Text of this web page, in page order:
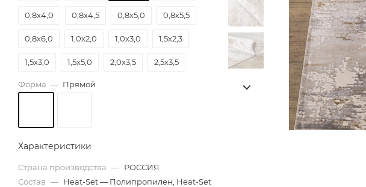
0,8х4,0 0,8х4,5 0,8х5,0 0,8х5,5
0,8х6,0 1,0х2,0 1,0х3,0 1,5х2,3
1,5х3,0 1,5х5,0 2,0х3,5 2,5х3,5
Форма — Прямой
Характеристики
Страна производства — РОССИЯ
Состав — Heat-Set — Полипропилен, Heat-Set